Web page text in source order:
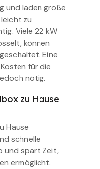
und laden große
zu
Viele 22 kW
können
Eine
für die
nötig.
zu Hause
Hause
schnelle
und spart Zeit,
ermöglicht.